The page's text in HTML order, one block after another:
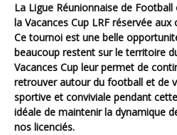
La Ligue Réunionnaise de Football organise la 1ère édition de
la Vacances Cup LRF réservée
Ce tournoi est une belle
beaucoup restent sur le territoire
Vacances Cup leur permet de
retrouver autour du football et de
sportive et conviviale pendant
idéale de maintenir la dynamique
nos licenciés.